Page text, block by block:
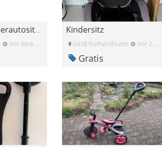
Maxi Cosi Kinderautositz Kindersitz 15-36 kg
Vor einem Monat
Kindersitz
6418 Rothenthurm Vor
Gratis